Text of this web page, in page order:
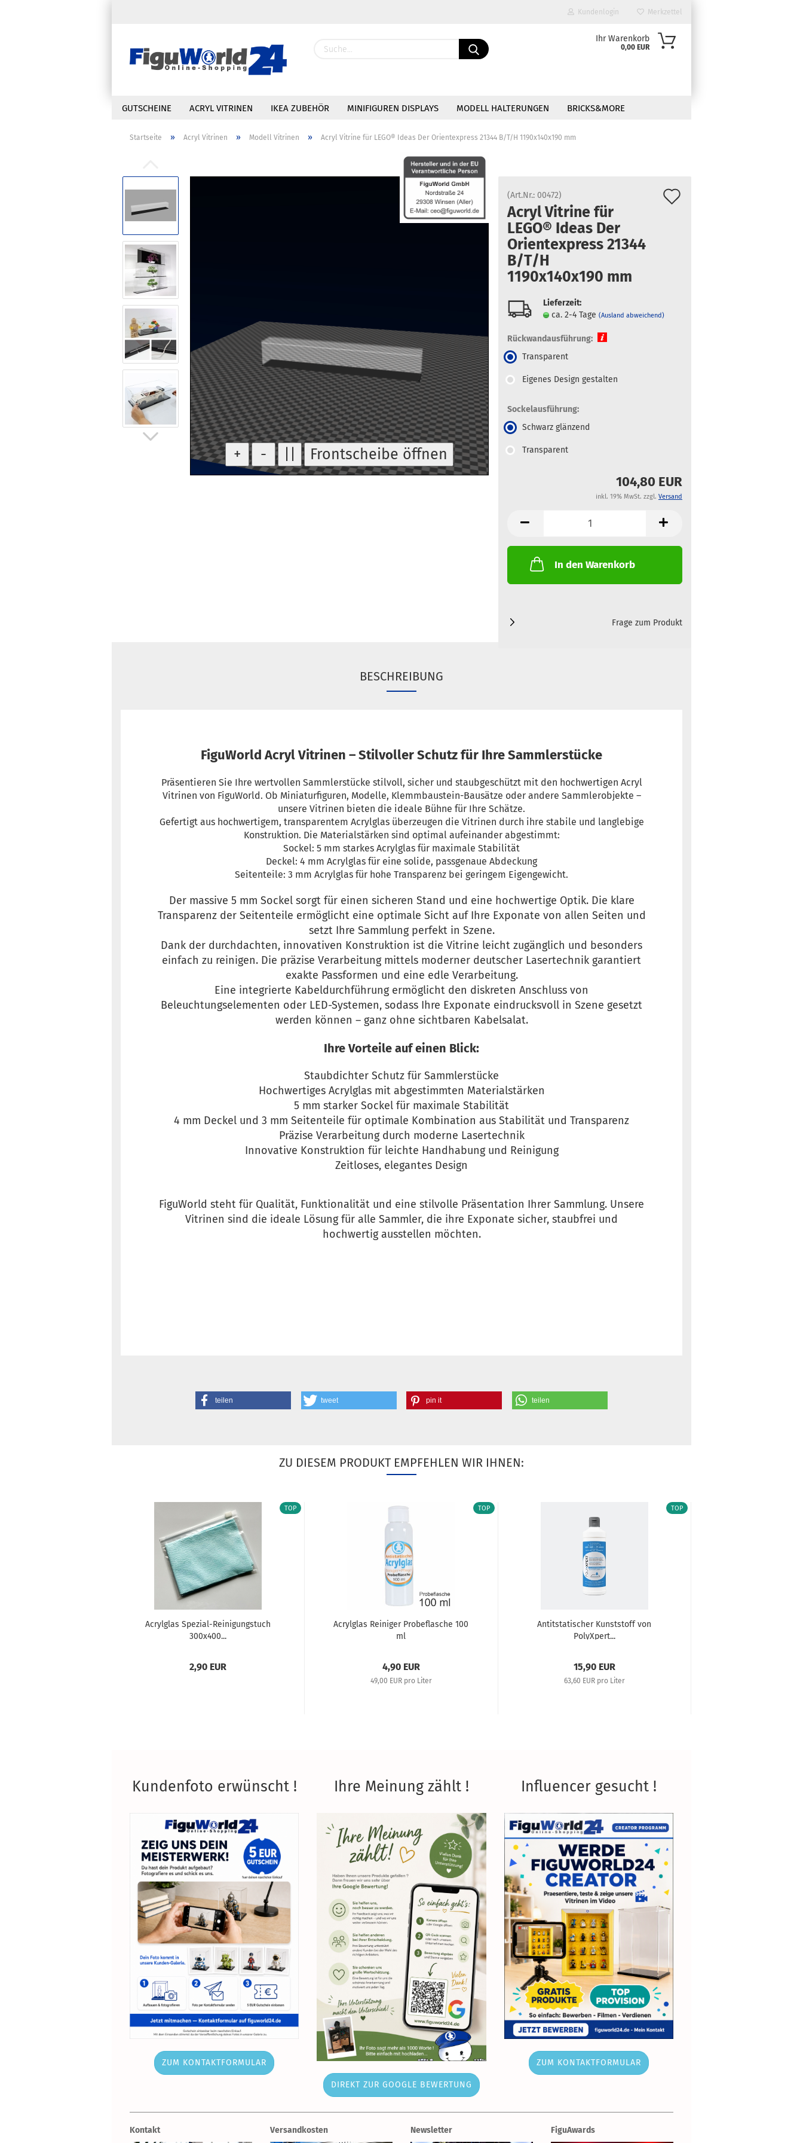
Kundenlogin
Konto erstellen
Passwort vergessen?
Merkzettel
Ihr Warenkorb
0,00 EUR
GUTSCHEINE ACRYL VITRINEN IKEA ZUBEHÖR MINIFIGUREN DISPLAYS MODELL HALTERUNGEN BRICKS&MORE
Startseite » Acryl Vitrinen » Modell Vitrinen » Acryl Vitrine für LEGO® Ideas Der Orientexpress 21344 B/T/H 1190x140x190 mm
(Art.Nr.: 00472)
Acryl Vitrine für
LEGO® Ideas Der
Orientexpress 21344
B/T/H
1190x140x190 mm
Lieferzeit:
ca. 2-4 Tage (Ausland abweichend)
Rückwandausführung:
Transparent
Eigenes Design gestalten
Sockelausführung:
Schwarz glänzend
Transparent
104,80 EUR
inkl. 19% MwSt. zzgl. Versand
In den Warenkorb
Frage zum Produkt
BESCHREIBUNG
FiguWorld Acryl Vitrinen – Stilvoller Schutz für Ihre Sammlerstücke
Präsentieren Sie Ihre wertvollen Sammlerstücke stilvoll, sicher und staubgeschützt mit den hochwertigen Acryl
Vitrinen von FiguWorld. Ob Miniaturfiguren, Modelle, Klemmbaustein-Bausätze oder andere Sammlerobjekte –
unsere Vitrinen bieten die ideale Bühne für Ihre Schätze.
Gefertigt aus hochwertigem, transparentem Acrylglas überzeugen die Vitrinen durch ihre stabile und langlebige
Konstruktion. Die Materialstärken sind optimal aufeinander abgestimmt:
Sockel: 5 mm starkes Acrylglas für maximale Stabilität
Deckel: 4 mm Acrylglas für eine solide, passgenaue Abdeckung
Seitenteile: 3 mm Acrylglas für hohe Transparenz bei geringem Eigengewicht.
Der massive 5 mm Sockel sorgt für einen sicheren Stand und eine hochwertige Optik. Die klare
Transparenz der Seitenteile ermöglicht eine optimale Sicht auf Ihre Exponate von allen Seiten und
setzt Ihre Sammlung perfekt in Szene.
Dank der durchdachten, innovativen Konstruktion ist die Vitrine leicht zugänglich und besonders
einfach zu reinigen. Die präzise Verarbeitung mittels moderner deutscher Lasertechnik garantiert
exakte Passformen und eine edle Verarbeitung.
Eine integrierte Kabeldurchführung ermöglicht den diskreten Anschluss von
Beleuchtungselementen oder LED-Systemen, sodass Ihre Exponate eindrucksvoll in Szene gesetzt
werden können – ganz ohne sichtbaren Kabelsalat.
Ihre Vorteile auf einen Blick:
Staubdichter Schutz für Sammlerstücke
Hochwertiges Acrylglas mit abgestimmten Materialstärken
5 mm starker Sockel für maximale Stabilität
4 mm Deckel und 3 mm Seitenteile für optimale Kombination aus Stabilität und Transparenz
Präzise Verarbeitung durch moderne Lasertechnik
Innovative Konstruktion für leichte Handhabung und Reinigung
Zeitloses, elegantes Design
FiguWorld steht für Qualität, Funktionalität und eine stilvolle Präsentation Ihrer Sammlung. Unsere
Vitrinen sind die ideale Lösung für alle Sammler, die ihre Exponate sicher, staubfrei und
hochwertig ausstellen möchten.
teilen tweet pin it teilen
ZU DIESEM PRODUKT EMPFEHLEN WIR IHNEN:
TOP
Acrylglas Spezial-Reinigungstuch
300x400...
2,90 EUR
TOP
Acrylglas Reiniger Probeflasche 100
ml
4,90 EUR
49,00 EUR pro Liter
TOP
Antitstatischer Kunststoff von
PolyXpert...
15,90 EUR
63,60 EUR pro Liter
Kundenfoto erwünscht !
ZUM KONTAKTFORMULAR
Ihre Meinung zählt !
DIREKT ZUR GOOGLE BEWERTUNG
Influencer gesucht !
ZUM KONTAKTFORMULAR
Kontakt Versandkosten Newsletter FiguAwards